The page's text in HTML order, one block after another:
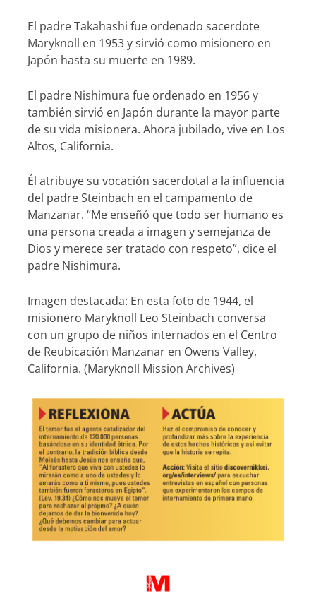
El padre Takahashi fue ordenado sacerdote
Maryknoll en 1953 y sirvió como misionero en
Japón hasta su muerte en 1989.
El padre Nishimura fue ordenado en 1956 y
también sirvió en Japón durante la mayor parte
de su vida misionera. Ahora jubilado, vive en Los
Altos, California.
Él atribuye su vocación sacerdotal a la influencia
del padre Steinbach en el campamento de
Manzanar. “Me enseñó que todo ser humano es
una persona creada a imagen y semejanza de
Dios y merece ser tratado con respeto”, dice el
padre Nishimura.
Imagen destacada: En esta foto de 1944, el
misionero Maryknoll Leo Steinbach conversa
con un grupo de niños internados en el Centro
de Reubicación Manzanar en Owens Valley,
California. (Maryknoll Mission Archives)